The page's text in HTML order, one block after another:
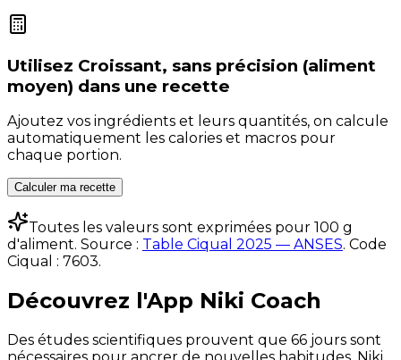
Utilisez Croissant, sans précision (aliment
moyen) dans une recette
Ajoutez vos ingrédients et leurs quantités, on calcule
automatiquement les calories et macros pour
chaque portion.
Calculer ma recette
Toutes les valeurs sont exprimées pour 100 g
d'aliment. Source : Table Ciqual 2025 — ANSES. Code
Ciqual : 7603.
Découvrez l'App Niki Coach
Des études scientifiques prouvent que 66 jours sont